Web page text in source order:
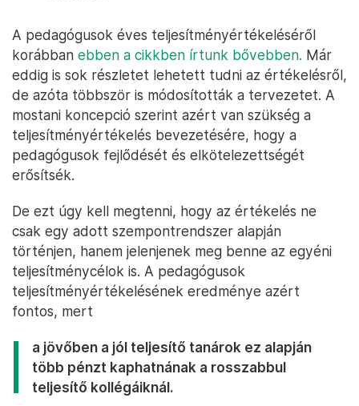
A pedagógusok éves teljesítményértékeléséről
korábban ebben a cikkben írtunk bővebben. Már
eddig is sok részletet lehetett tudni az értékelésről,
de azóta többször is módosították a tervezetet. A
mostani koncepció szerint azért van szükség a
teljesítményértékelés bevezetésére, hogy a
pedagógusok fejlődését és elkötelezettségét
erősítsék.
De ezt úgy kell megtenni, hogy az értékelés ne
csak egy adott szempontrendszer alapján
történjen, hanem jelenjenek meg benne az egyéni
teljesítménycélok is. A pedagógusok
teljesítményértékelésének eredménye azért
fontos, mert
a jövőben a jól teljesítő tanárok ez alapján
több pénzt kaphatnának a rosszabbul
teljesítő kollégáiknál.